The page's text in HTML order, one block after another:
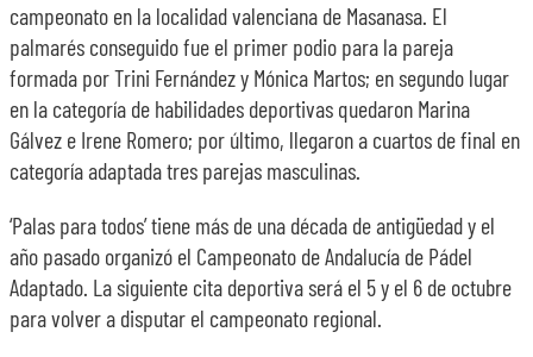
campeonato en la localidad valenciana de Masanasa. El
palmarés conseguido fue el primer podio para la pareja
formada por Trini Fernández y Mónica Martos; en segundo lugar
en la categoría de habilidades deportivas quedaron Marina
Gálvez e Irene Romero; por último, llegaron a cuartos de final en
categoría adaptada tres parejas masculinas.
‘Palas para todos’ tiene más de una década de antigüedad y el
año pasado organizó el Campeonato de Andalucía de Pádel
Adaptado. La siguiente cita deportiva será el 5 y el 6 de octubre
para volver a disputar el campeonato regional.